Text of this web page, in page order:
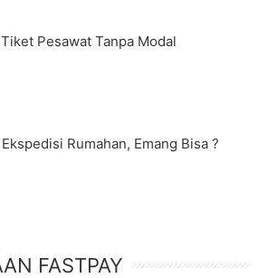
Pesawat Tanpa Modal
Rumahan, Emang Bisa ?
FASTPAY